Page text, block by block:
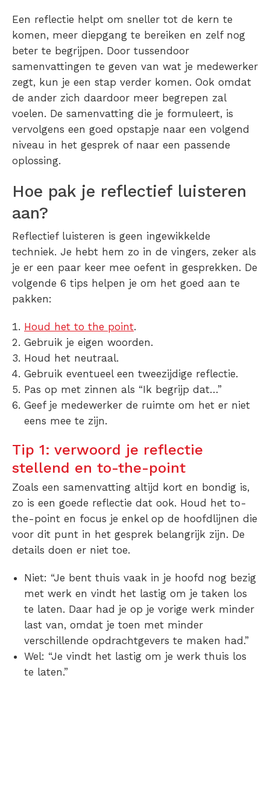
Een reflectie helpt om sneller tot de kern te
komen, meer diepgang te bereiken en zelf nog
beter te begrijpen. Door tussendoor
samenvattingen te geven van wat je medewerker
zegt, kun je een stap verder komen. Ook omdat
de ander zich daardoor meer begrepen zal
voelen. De samenvatting die je formuleert, is
vervolgens een goed opstapje naar een volgend
niveau in het gesprek of naar een passende
oplossing.
Hoe pak je reflectief luisteren
aan?
Reflectief luisteren is geen ingewikkelde
techniek. Je hebt hem zo in de vingers, zeker als
je er een paar keer mee oefent in gesprekken. De
volgende 6 tips helpen je om het goed aan te
pakken:
Houd het to the point.
Gebruik je eigen woorden.
Houd het neutraal.
Gebruik eventueel een tweezijdige reflectie.
Pas op met zinnen als “Ik begrijp dat…”
Geef je medewerker de ruimte om het er niet
eens mee te zijn.
Tip 1: verwoord je reflectie
stellend en to-the-point
Zoals een samenvatting altijd kort en bondig is,
zo is een goede reflectie dat ook. Houd het to-
the-point en focus je enkel op de hoofdlijnen die
voor dit punt in het gesprek belangrijk zijn. De
details doen er niet toe.
Niet: “Je bent thuis vaak in je hoofd nog bezig
met werk en vindt het lastig om je taken los
te laten. Daar had je op je vorige werk minder
last van, omdat je toen met minder
verschillende opdrachtgevers te maken had.”
Wel: “Je vindt het lastig om je werk thuis los
te laten.”